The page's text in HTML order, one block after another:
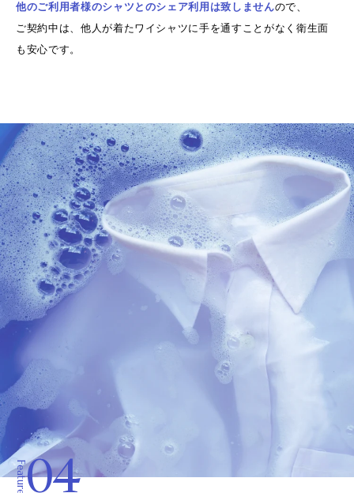
他のご利用者様のシャツとのシェア利用は致しませんので、
ご契約中は、他人が着たワイシャツに手を通すことがなく衛生面
も安心です。
Feature04